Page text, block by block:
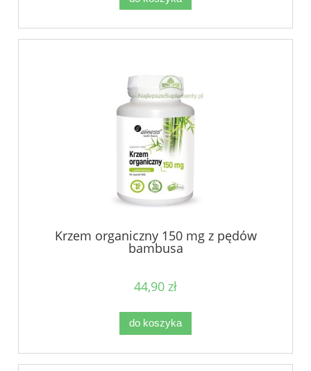
Krzem organiczny 150 mg z pędów
bambusa
44,90 zł
do koszyka